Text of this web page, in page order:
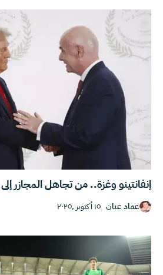
إنفانتينو وغزة.. من تجاهل المجازر
عماد عنان ١٥ أكتوبر ,٢٠٢٥